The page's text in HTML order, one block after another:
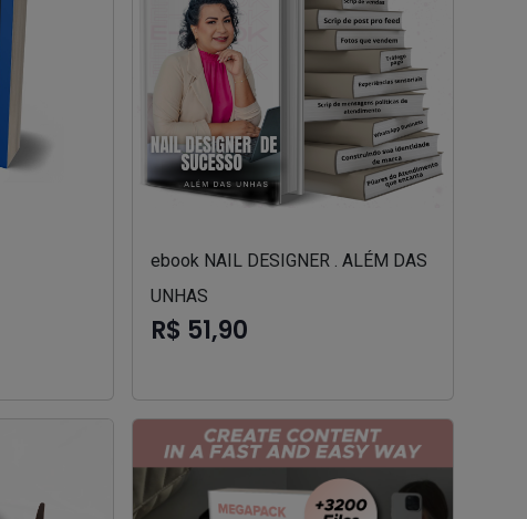
ebook NAIL DESIGNER . ALÉM DAS
UNHAS
R$ 51,90